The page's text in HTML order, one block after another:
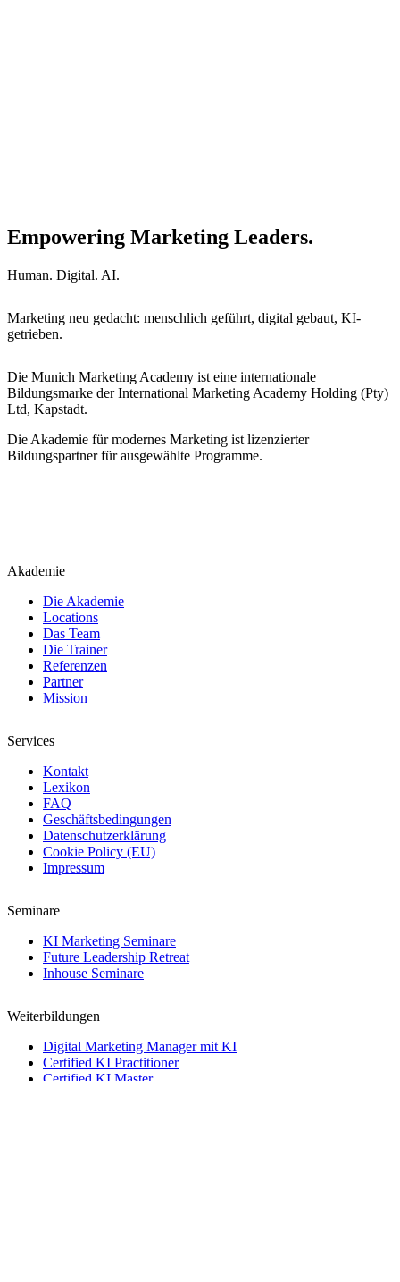
Empowering Marketing Leaders.
Human. Digital. AI.
Marketing neu gedacht: menschlich geführt, digital gebaut, KI-
getrieben.
Die Munich Marketing Academy ist eine internationale
Bildungsmarke der International Marketing Academy Holding (Pty)
Ltd, Kapstadt.
Die Akademie für modernes Marketing ist lizenzierter
Bildungspartner für ausgewählte Programme.
Akademie
Die Akademie
Locations
Das Team
Die Trainer
Referenzen
Partner
Mission
Services
Kontakt
Lexikon
FAQ
Geschäftsbedingungen
Datenschutzerklärung
Cookie Policy (EU)
Impressum
Seminare
KI Marketing Seminare
Future Leadership Retreat
Inhouse Seminare
Weiterbildungen
Digital Marketing Manager mit KI
Certified KI Practitioner
Certified KI Master